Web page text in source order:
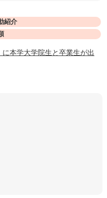
紹介
本学大学院生と卒業生が出